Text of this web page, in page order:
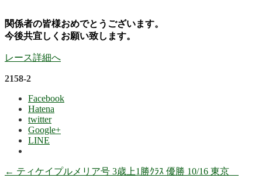
関係者の皆様おめでとうございます。
今後共宜しくお願い致します。
レース詳細へ
2158-2
Facebook
Hatena
twitter
Google+
LINE
← ティケイプルメリア号 3歳上1勝ｸﾗｽ 優勝 10/16 東京